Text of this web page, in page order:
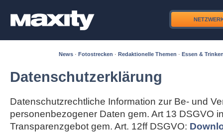
News · Fotostrecken · Redaktionelle Themen · Essen &
Datenschutzerklärung
Datenschutzrechtliche Information zur Be- und
personenbezogener Daten gem. Art 13 DSGVO
Transparenzgebot gem. Art. 12ff DSGVO: